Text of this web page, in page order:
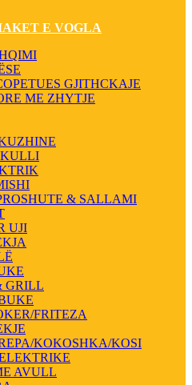
E VOGLA
GJITHCKAJE
ME ZHYTJE
& SALLAMI
UJI
GRILL
FRITEZA
KOKOSHKA/KOSI
AVULL